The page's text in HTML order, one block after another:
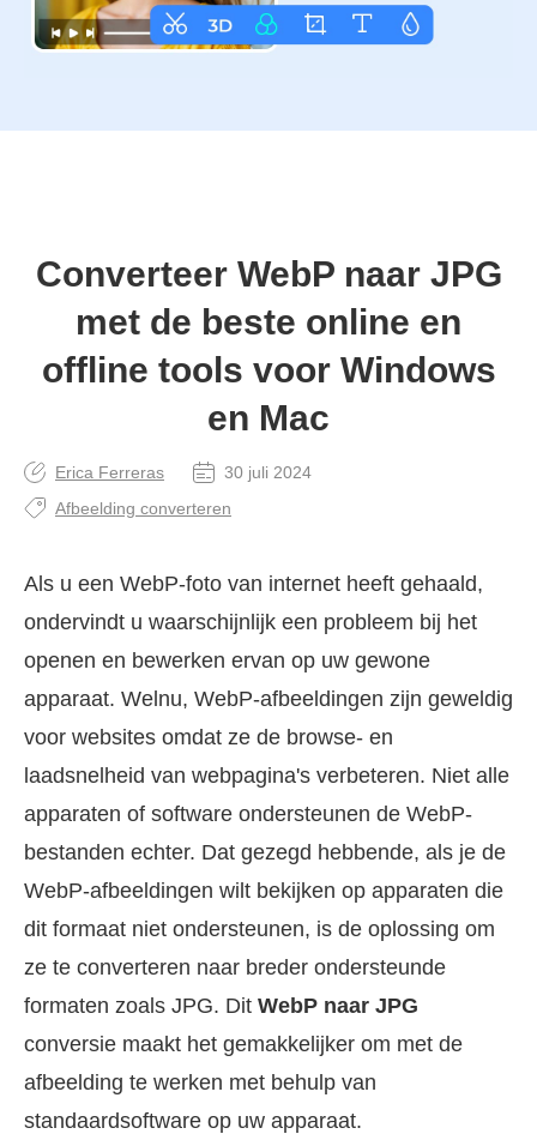
Converteer WebP naar JPG
met de beste online en
offline tools voor Windows
en Mac
Erica Ferreras
30 juli 2024
Afbeelding converteren
Als u een WebP-foto van internet heeft gehaald,
ondervindt u waarschijnlijk een probleem bij het
openen en bewerken ervan op uw gewone
apparaat. Welnu, WebP-afbeeldingen zijn geweldig
voor websites omdat ze de browse- en
laadsnelheid van webpagina's verbeteren. Niet alle
apparaten of software ondersteunen de WebP-
bestanden echter. Dat gezegd hebbende, als je de
WebP-afbeeldingen wilt bekijken op apparaten die
dit formaat niet ondersteunen, is de oplossing om
ze te converteren naar breder ondersteunde
formaten zoals JPG. Dit WebP naar JPG
conversie maakt het gemakkelijker om met de
afbeelding te werken met behulp van
standaardsoftware op uw apparaat.